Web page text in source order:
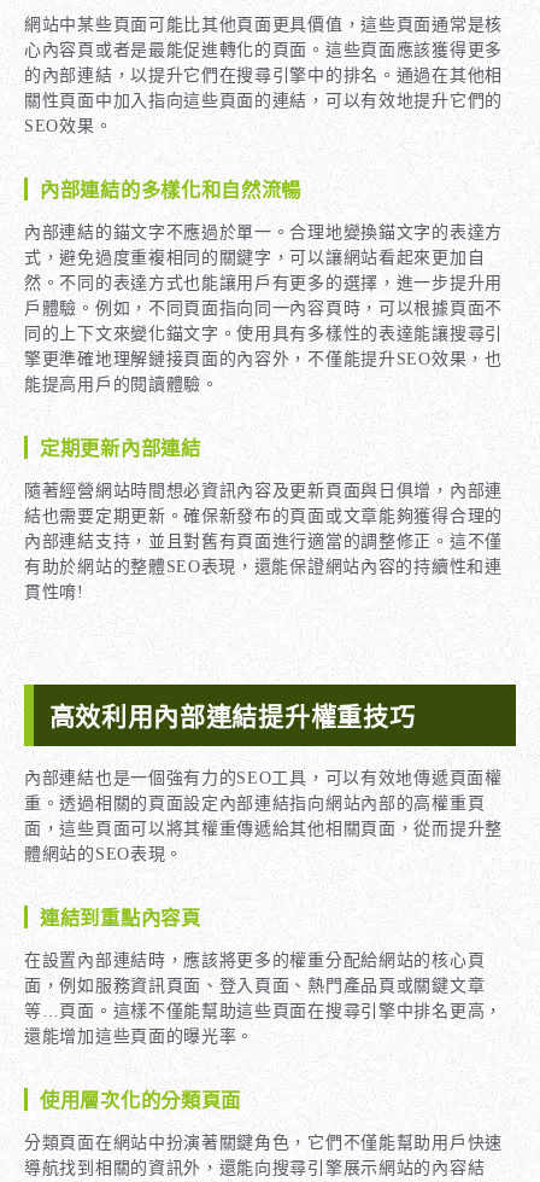
網站中某些頁面可能比其他頁面更具價值，這些頁面通常是核
心內容頁或者是最能促進轉化的頁面。這些頁面應該獲得更多
的內部連結，以提升它們在搜尋引擎中的排名。通過在其他相
關性頁面中加入指向這些頁面的連結，可以有效地提升它們的
SEO效果。
內部連結的多樣化和自然流暢
內部連結的錨文字不應過於單一。合理地變換錨文字的表達方
式，避免過度重複相同的關鍵字，可以讓網站看起來更加自
然。不同的表達方式也能讓用戶有更多的選擇，進一步提升用
戶體驗。例如，不同頁面指向同一內容頁時，可以根據頁面不
同的上下文來變化錨文字。使用具有多樣性的表達能讓搜尋引
擎更準確地理解鏈接頁面的內容外，不僅能提升SEO效果，也
能提高用戶的閱讀體驗。
定期更新內部連結
隨著經營網站時間想必資訊內容及更新頁面與日俱增，內部連
結也需要定期更新。確保新發布的頁面或文章能夠獲得合理的
內部連結支持，並且對舊有頁面進行適當的調整修正。這不僅
有助於網站的整體SEO表現，還能保證網站內容的持續性和連
貫性唷!
高效利用內部連結提升權重技巧
內部連結也是一個強有力的SEO工具，可以有效地傳遞頁面權
重。透過相關的頁面設定內部連結指向網站內部的高權重頁
面，這些頁面可以將其權重傳遞給其他相關頁面，從而提升整
體網站的SEO表現。
連結到重點內容頁
在設置內部連結時，應該將更多的權重分配給網站的核心頁
面，例如服務資訊頁面、登入頁面、熱門產品頁或關鍵文章
等…頁面。這樣不僅能幫助這些頁面在搜尋引擎中排名更高，
還能增加這些頁面的曝光率。
使用層次化的分類頁面
分類頁面在網站中扮演著關鍵角色，它們不僅能幫助用戶快速
導航找到相關的資訊外，還能向搜尋引擎展示網站的內容結